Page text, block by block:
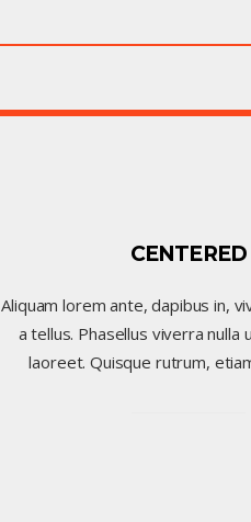
CENTERED
Aliquam lorem ante, dapibus in,
a tellus. Phasellus viverra nulla
laoreet. Quisque rutrum,